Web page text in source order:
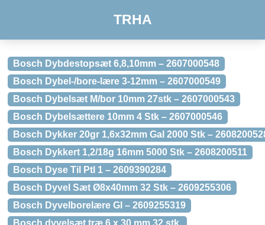
TRHA
Bosch Dybdestopsæt 6,8,10mm – 2607000548
Bosch Dybel-/bore-lære 3-12mm – 2607000549
Bosch Dybelsæt M/bor 10mm 27stk – 2607000543
Bosch Dybelsættere 10mm 4 Stk – 2607000546
Bosch Dykker 20gr 1,6x32mm Gal 2000 Stk –
Bosch Dykkert 1,2/18g 16mm 5000 Stk – 2608200511
Bosch Dyse Til Ptl 1 – 2609390284
Bosch Dyvel Sæt Ø8x40mm 32 Stk – 2609255306
Bosch Dyvelborelære Gl – 2609255319
Bosch dyvelsæt træ 6 x 30 mm 32 stk.